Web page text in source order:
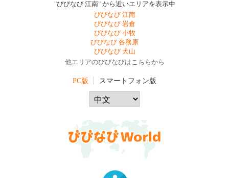
"びびなび 江南" から近いエリアを表示中
びびなび 江南
びびなび 岩倉
びびなび 小牧
びびなび 各務原
びびなび 犬山
他エリアのびびなびはこちらから
PC版 スマートフォン版